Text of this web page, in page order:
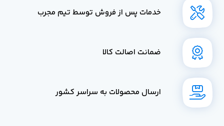
خدمات پس از فروش توسط تیم مجرب
ضمانت اصالت کالا
ارسال محصولات به سراسر کشور